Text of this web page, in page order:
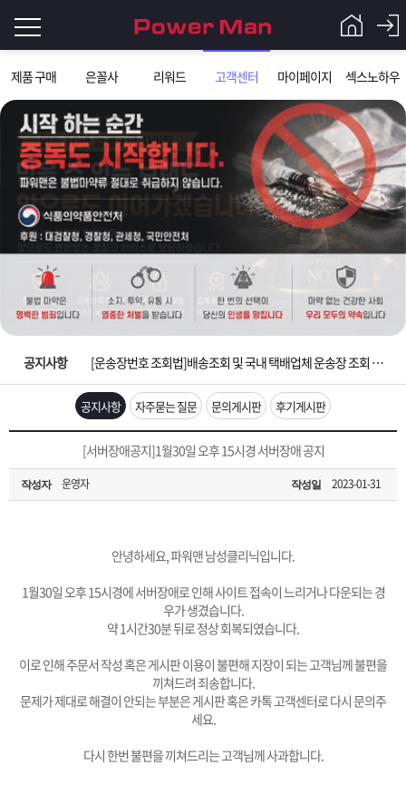
제품 구매 은꼴사 리워드 고객센터 마이페이지 섹스노하우
그
인
이
필
니
로
Q&A
파
워
맨
제
품
은
노
객
마
이
지
조
회
공지사항
[2026구정 연휴]설 연휴 배송 및 휴무 안내
[운송장번호 조회법]배송조회 및 국내 택배업체 운송장 조회 하는법
[ios앱 오픈]아이폰 고객 앱설치 가능합니다.
[무인택배함 이용 안내] 집 밖에 주소로 택배 받기
입금확인이 안되는 상황을 대비해 꼭 입금후 고객센터 연락바랍니다.
공지사항 자주묻는 질문 문의게시판 후기게시판
[서버장애공지]1월30일 오후 15시경 서버장애 공지
작성자 운영자 작성일 2023-01-31
안녕하세요, 파워맨 남성클리닉입니다.
1월30일 오후 15시경에 서버장애로 인해 사이트 접속이 느리거나 다운되는 경
우가 생겼습니다.
약 1시간30분 뒤로 정상 회복되였습니다.
이로 인해 주문서 작성 혹은 게시판 이용이 불편해 지장이 되는 고객님께 불편을
끼쳐드려 죄송합니다.
문제가 제대로 해결이 안되는 부분은 게시판 혹은 카톡 고객센터로 다시 문의주
세요.
다시 한번 불편을 끼쳐드리는 고객님께 사과합니다.